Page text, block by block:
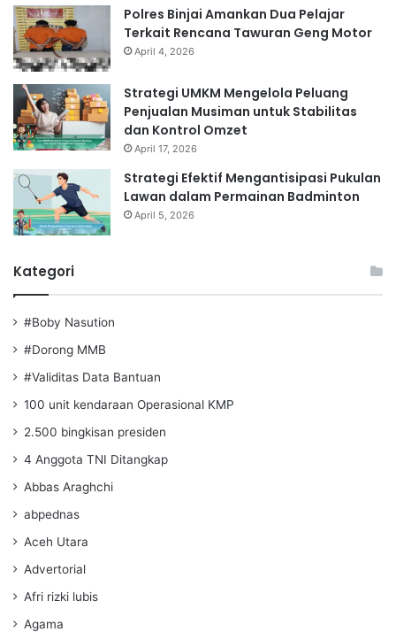
Polres Binjai Amankan Dua Pelajar
Terkait Rencana Tawuran Geng Motor
April 4, 2026
Strategi UMKM Mengelola Peluang
Penjualan Musiman untuk Stabilitas
dan Kontrol Omzet
April 17, 2026
Strategi Efektif Mengantisipasi Pukulan
Lawan dalam Permainan Badminton
April 5, 2026
Kategori
#Boby Nasution
#Dorong MMB
#Validitas Data Bantuan
100 unit kendaraan Operasional KMP
2.500 bingkisan presiden
4 Anggota TNI Ditangkap
Abbas Araghchi
abpednas
Aceh Utara
Advertorial
Afri rizki lubis
Agama